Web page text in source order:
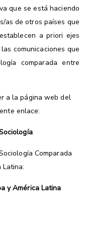
que se está haciendo
as de otros países que
a priori ejes
comunicaciones que
comparada entre
a la página web del
enlace:
Comparada
Latina:
y América Latina